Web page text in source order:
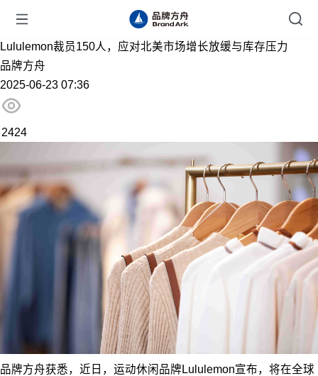
Lululemon裁员150人，应对北美市场增长放缓与库存压力
品牌方舟
2025-06-23 07:36
2424
品牌方舟获悉，近日，运动休闲品牌Lululemon宣布，将在全球